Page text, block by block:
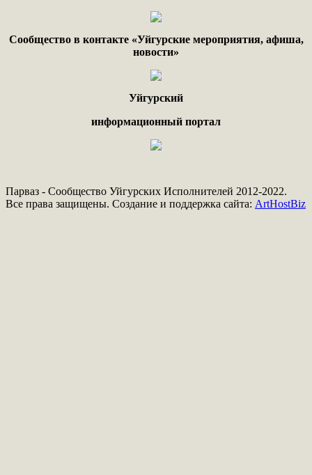
Сообщество в контакте «Уйгурские мероприятия, афиша,
новости»
Уйгурский
информационный портал
Парваз - Сообщество Уйгурских Исполнителей 2012-2022.
Все права защищены. Создание и поддержка сайта: ArtHostBiz